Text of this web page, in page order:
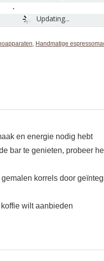
Updating...
, Handmatige
en energie nodig hebt
bar te genieten, probeer
korrels door
wilt aanbieden